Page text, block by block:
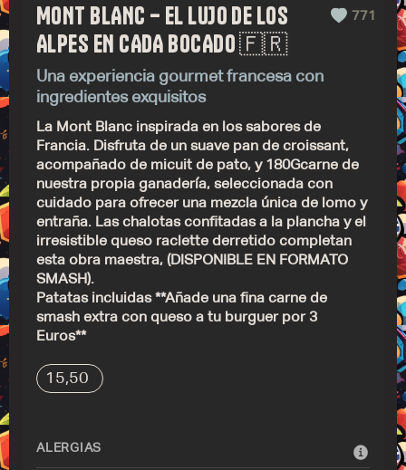
MONT BLANC – EL LUJO DE LOS
ALPES EN CADA BOCADO 🇫🇷
771
Una experiencia gourmet francesa con
ingredientes exquisitos
La Mont Blanc inspirada en los sabores de
Francia. Disfruta de un suave pan de croissant,
acompañado de micuit de pato, y 180Gcarne de
nuestra propia ganadería, seleccionada con
cuidado para ofrecer una mezcla única de lomo y
entraña. Las chalotas confitadas a la plancha y el
irresistible queso raclette derretido completan
esta obra maestra, (DISPONIBLE EN FORMATO
SMASH).
Patatas incluidas **Añade una fina carne de
smash extra con queso a tu burguer por 3
Euros**
15,50
ALERGIAS